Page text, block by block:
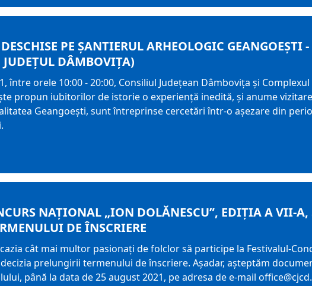
PE ȘANTIERUL ARHEOLOGIC GEANGOEȘTI
DÂMBOVIȚA)
între orele 10:00 - 20:00, Consiliul Județean Dâmbovița și
propun iubitorilor de istorie o experiență inedită, și anume
Geangoești, sunt întreprinse cercetări într-o așezare din
NAȚIONAL „ION DOLĂNESCU”, EDIȚIA A VII-
DE ÎNSCRIERE
cât mai multor pasionaţi de folclor să participe la Festivalul-
prelungirii termenului de înscriere. Aşadar, aşteptăm
până la data de 25 august 2021, pe adresa de e-mail